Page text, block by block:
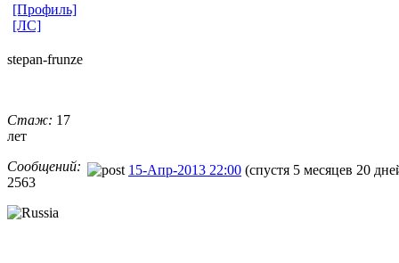
[Профиль]
[ЛС]
stepan-frunz​e
Стаж: 17
лет
Сообщений:
2563
15-Апр-2013 22:00 (спустя 5 месяцев 20